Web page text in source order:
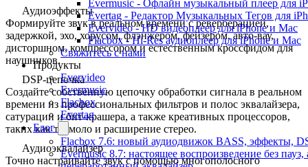
Evermusic - Офлайн музыкальный плеер для
Evertag - Редактор Музыкальных Тегов для
Evervideo - HD видеоплеер для iPhone и Mac
Flacbox - Hi-Res аудиоплеер для iPhone и Mac
Свяжитесь с нами
Продукты
Evervideo
Evermusic
Flacbox
Evertag
Блог
Flacbox 7.6: новый аудиодвижок BASS, эффекты,
Evermusic 8.7: настоящее воспроизведение без
Аудиоэффекты
Формируйте звук в реальном времени с реверберацией,
задержкой, эхо, хорусом, флэнжером, фейзером, авто-вау,
дисторшном, компрессором и естественным кроссфидом для
наушников.
DSP-цепочка
Создайте собственную цепочку обработки сигнала в реальном
времени из профессиональных фильтров и полос эквалайзера,
сатурации и бит-крашера, а также креативных процессоров,
таких как тремоло и расширение стерео.
Аудиоэквалайзер
Точно настраивайте звук с помощью многополосного